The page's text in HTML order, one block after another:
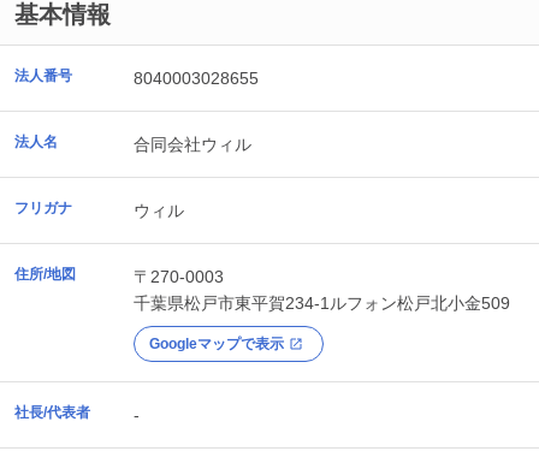
基本情報
法人番号 8040003028655
法人名 合同会社ウィル
フリガナ ウィル
住所/地図
〒270-0003
千葉県松戸市東平賀234-1ルフォン松戸北小金509
Googleマップで表示
社長/代表者 -